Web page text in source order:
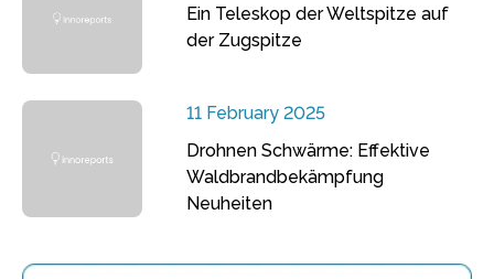
Ein Teleskop der Weltspitze auf
der Zugspitze
11 February 2025
Drohnen Schwärme: Effektive
Waldbrandbekämpfung
Neuheiten